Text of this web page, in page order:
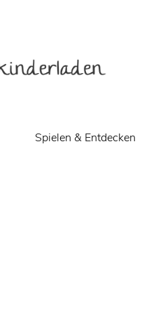
Spielen & Entdecken